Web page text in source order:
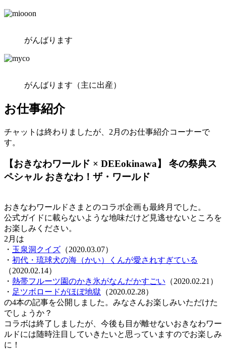
がんばります
がんばります（主に出産）
お仕事紹介
チャットは終わりましたが、2月のお仕事紹介コーナーで
す。
【おきなわワールド × DEEokinawa】 冬の祭典ス
ペシャル おきなわ！ザ・ワールド
おきなわワールドさまとのコラボ企画も最終月でした。
公式ガイドに載らないような地味だけど見逃せないところを
お楽しみください。
2月は
・ 玉泉洞クイズ （2020.03.07）
・ 初代・琉球犬の海（かい）くんが愛されすぎている
（2020.02.14）
・ 熱帯フルーツ園のかき氷がなんだかすごい （2020.02.21）
・ 足ツボロードがほぼ地獄 （2020.02.28）
の4本の記事を公開しました。みなさんお楽しみいただけた
でしょうか？
コラボは終了しましたが、今後も目が離せないおきなわワー
ルドには随時注目していきたいと思っていますのでお楽しみ
に！